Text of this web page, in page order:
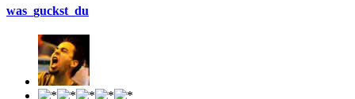
was_guckst_du